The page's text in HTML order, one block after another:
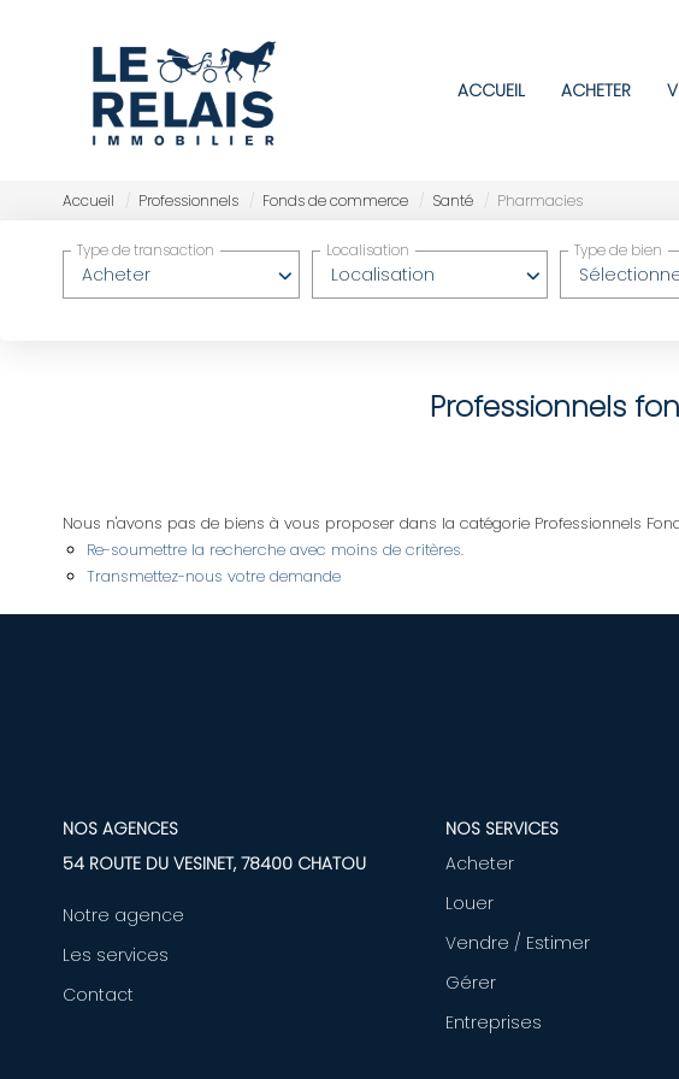
ACCUEIL ACHETER
Accueil Professionnels Fonds de commerce Santé Pharmacies
Acheter
Type de transaction
Localisation
Localisation Type de bien
Professionnels
Nous n'avons pas de biens à vous proposer dans la catégorie Professionnels
Re-soumettre la recherche avec moins de critères.
Transmettez-nous votre demande
NOS AGENCES
54 ROUTE DU VESINET, 78400 CHATOU
Notre agence
Les services
Contact
NOS SERVICES
Acheter
Louer
Vendre / Estimer
Gérer
Entreprises